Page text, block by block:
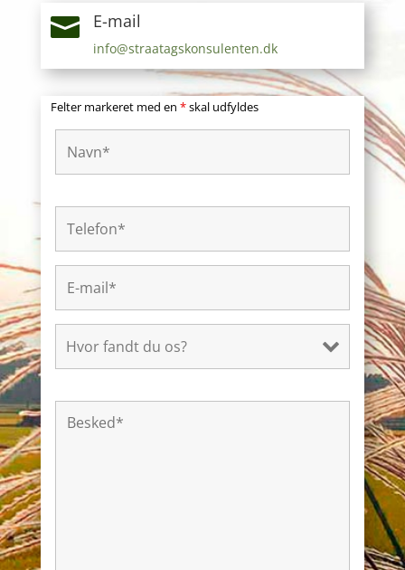
 E-mail
info@straatagskonsulenten.dk
Felter markeret med en *skal udfyldes